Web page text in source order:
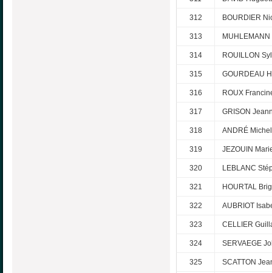
312 BOURDIER
313
314 ROUILLON
315 GOURDEAU
316 ROUX
317 GRISON
318 ANDRÉ Michel
319 JEZOUIN
320 LEBLANC
321 HOURTAL
322 AUBRIOT
323 CELLIER
324 SERVAEGE
325 SCATTON